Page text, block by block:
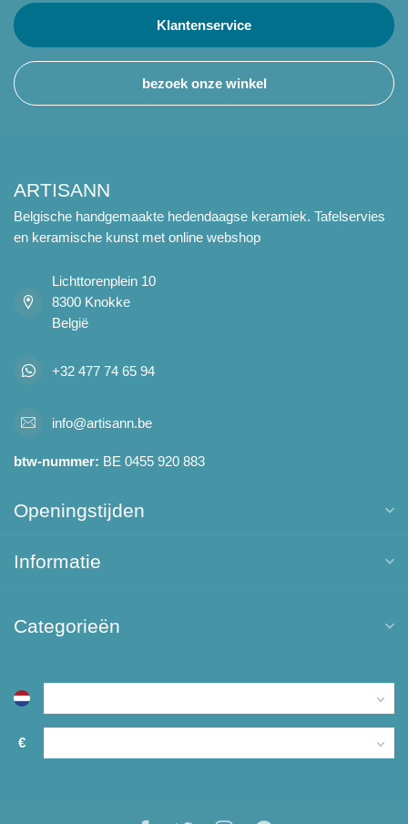
Klantenservice
bezoek onze winkel
ARTISANN
Belgische handgemaakte hedendaagse keramiek. Tafelservies
en keramische kunst met online webshop
Lichttorenplein 10
8300 Knokke
België
+32 477 74 65 94
info@artisann.be
btw-nummer: BE 0455 920 883
Openingstijden
Informatie
Categorieën
€